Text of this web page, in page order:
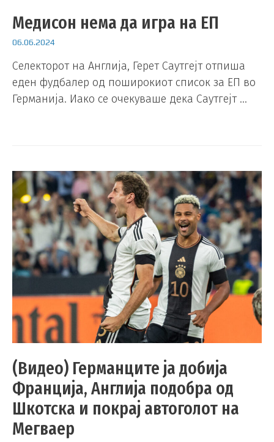
Медисон нема да игра на ЕП
06.06.2024
Селекторот на Англија, Герет Саутгејт отпиша
еден фудбалер од поширокиот список за ЕП во
Германија. Иако се очекуваше дека Саутгејт …
(Видео) Германците ја добија
Франција, Англија подобра од
Шкотска и покрај автоголот на
Мегваер